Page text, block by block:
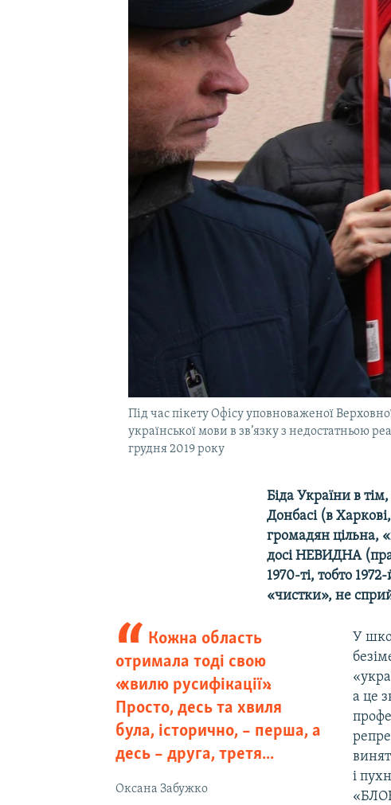
УКРАЇНСЬКА ПРОБЛЕМА КРИМУ
Під час пікету Офісу уповноваженої
української мови в зв’язку з недостатньою
грудня 2019 року
Біда України в
Донбасі (в
громадян цільна,
досі НЕВИДНА
1970-ті, тобто
«чистки», не
Кожна область
отримала тоді свою
«хвилю русифікації».
Просто, десь та хвиля
була, історично, – перша, а
десь – друга, третя...
Оксана Забужко
У
а це
і